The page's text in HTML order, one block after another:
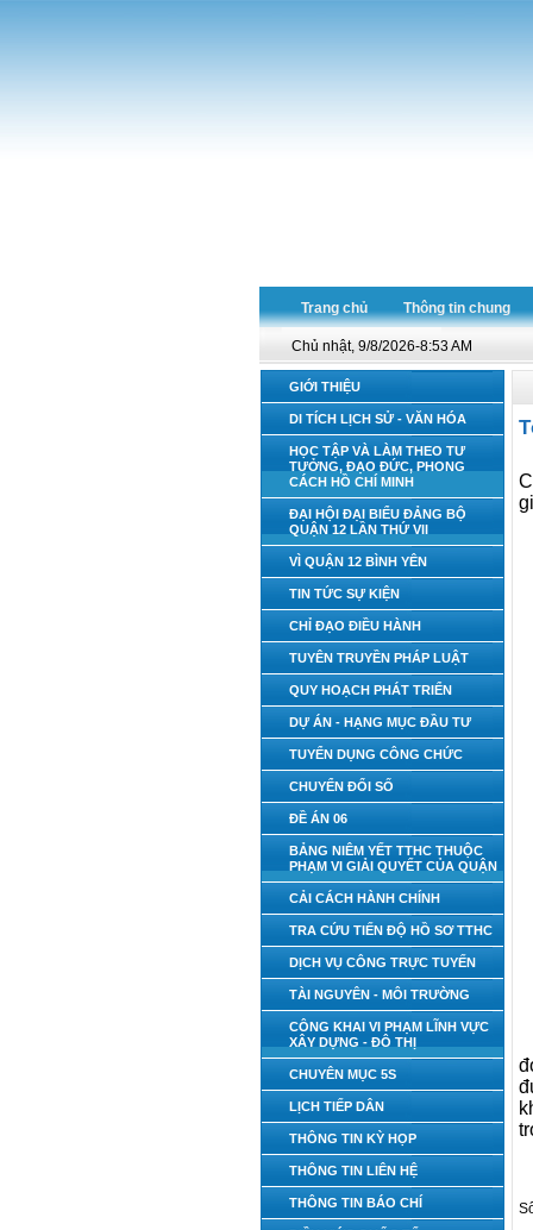
Trang chủ Thông tin chung
Chủ nhật, 9/8/2026-8:53 AM
GIỚI THIỆU
DI TÍCH LỊCH SỬ - VĂN HÓA
HỌC TẬP VÀ LÀM THEO TƯ
TƯỞNG, ĐẠO ĐỨC, PHONG
CÁCH HỒ CHÍ MINH
ĐẠI HỘI ĐẠI BIỂU ĐẢNG BỘ
QUẬN 12 LẦN THỨ VII
VÌ QUẬN 12 BÌNH YÊN
TIN TỨC SỰ KIỆN
CHỈ ĐẠO ĐIỀU HÀNH
TUYÊN TRUYỀN PHÁP LUẬT
QUY HOẠCH PHÁT TRIỂN
DỰ ÁN - HẠNG MỤC ĐẦU TƯ
TUYỂN DỤNG CÔNG CHỨC
CHUYỂN ĐỔI SỐ
ĐỀ ÁN 06
BẢNG NIÊM YẾT TTHC THUỘC
PHẠM VI GIẢI QUYẾT CỦA QUẬN
CẢI CÁCH HÀNH CHÍNH
TRA CỨU TIẾN ĐỘ HỒ SƠ TTHC
DỊCH VỤ CÔNG TRỰC TUYẾN
TÀI NGUYÊN - MÔI TRƯỜNG
CÔNG KHAI VI PHẠM LĨNH VỰC
XÂY DỰNG - ĐÔ THỊ
CHUYÊN MỤC 5S
LỊCH TIẾP DÂN
THÔNG TIN KỲ HỌP
THÔNG TIN LIÊN HỆ
THÔNG TIN BÁO CHÍ